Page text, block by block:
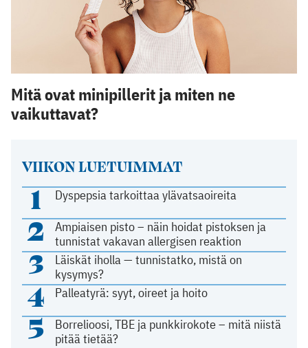
VIIKON LUETUIMMAT
1 Dyspepsia tarkoittaa ylävatsaoireita
2
Ampiaisen pisto – näin hoidat pistoksen ja
tunnistat vakavan allergisen reaktion
3
Läiskät iholla — tunnistatko, mistä on
kysymys?
4 Palleatyrä: syyt, oireet ja hoito
5
Borrelioosi, TBE ja punkkirokote – mitä niistä
pitää tietää?
Mitä ovat minipillerit ja miten ne
vaikuttavat?